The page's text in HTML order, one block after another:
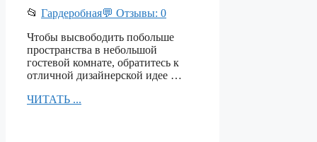
📂 Гардеробная💬 Отзывы: 0
Чтобы высвободить побольше
пространства в небольшой
гостевой комнате, обратитесь к
отличной дизайнерской идее …
ЧИТАТЬ ...